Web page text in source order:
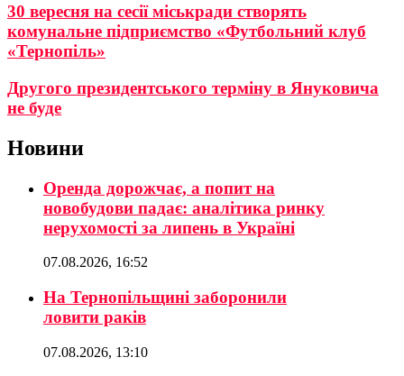
30 вересня на сесії міськради створять
комунальне підприємство «Футбольний клуб
«Тернопіль»
Другого президентського терміну в Януковича
не буде
Новини
Оренда дорожчає, а попит на
новобудови падає: аналітика ринку
нерухомості за липень в Україні
07.08.2026, 16:52
На Тернопільщині заборонили
ловити раків
07.08.2026, 13:10